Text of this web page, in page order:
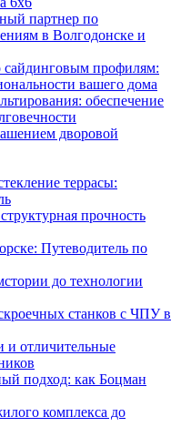
партнер по
в Волгодонске и
сайдинговым профилям:
вашего дома
обеспечение
дворовой
террасы:
прочность
Путеводитель по
до технологии
станков с ЧПУ в
и отличительные
подход: как Боцман
комплекса до